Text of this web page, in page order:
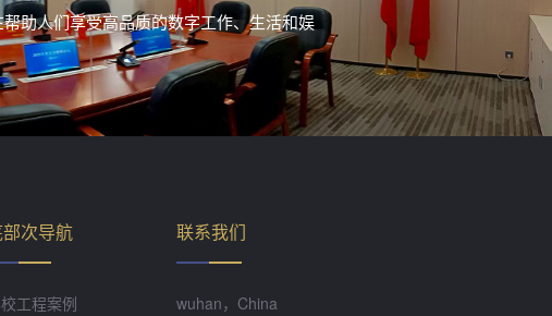
助人们享受高品质的数字工作、生活和娱
次导航
工程案例
联系我们
wuhan，China